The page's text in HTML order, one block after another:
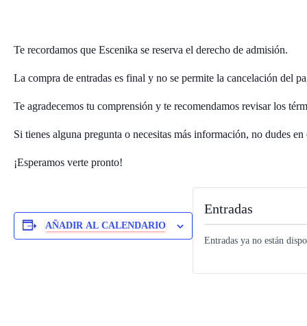
Te recordamos que Escenika se reserva el derecho de admisión.
La compra de entradas es final y no se permite la cancelación del
Te agradecemos tu comprensión y te recomendamos revisar los
Si tienes alguna pregunta o necesitas más información, no dudes en
¡Esperamos verte pronto!
AÑADIR AL CALENDARIO
Entradas
Entradas ya no están